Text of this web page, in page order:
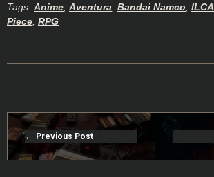
Tags: Anime Aventura Bandai Namco ILCA
Piece RPG
Previous Post